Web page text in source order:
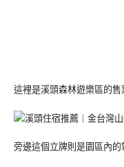
這裡是溪頭森林遊樂區的
旁邊這個立牌則是園區內